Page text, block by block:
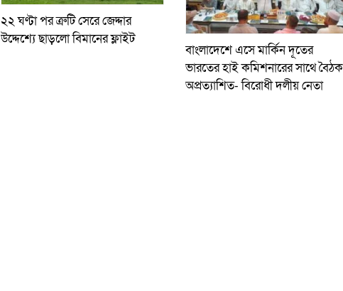
২২ ঘণ্টা পর ত্রুটি সেরে জেদ্দার
উদ্দেশ্যে ছাড়লো বিমানের ফ্লাইট
বাংলাদেশে এসে মার্কিন দূতের
ভারতের হাই কমিশনারের সাথে বৈঠক
অপ্রত্যাশিত- বিরোধী দলীয় নেতা